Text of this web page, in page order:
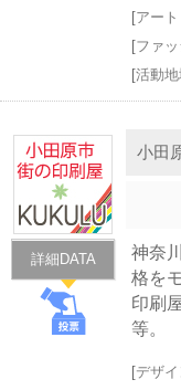
[アー
[ファ
[活動
詳細DATA
小田
神奈
格を
印刷
等。
[デザ